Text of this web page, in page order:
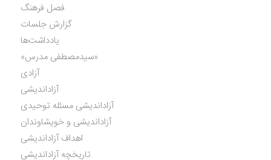
فصل فرهنگ
گزارش جلسات
یادداشت‌ها
«سیدمصطفی مدرس»
آزادی
آزاداندیشی
آزاداندیشی مسئله توحیدی
آزاداندیشی و خویشاوندان
اهداف آزاداندیشی
تاریخچه آزاداندیشی